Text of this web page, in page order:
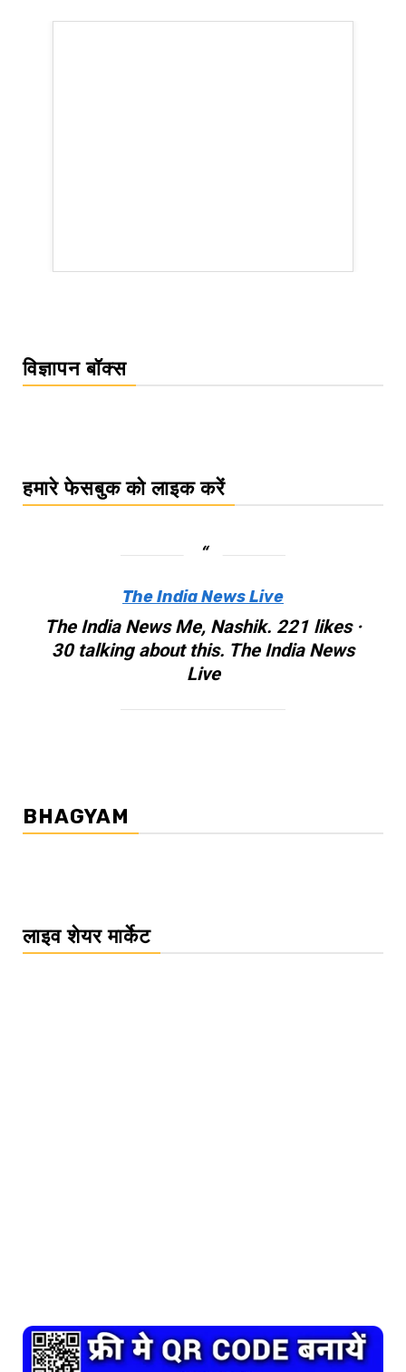
विज्ञापन बॉक्स
हमारे फेसबुक को लाइक करें
The India News Live
The India News Me, Nashik. 221 likes ·
30 talking about this. The India News
Live
BHAGYAM
लाइव शेयर मार्केट